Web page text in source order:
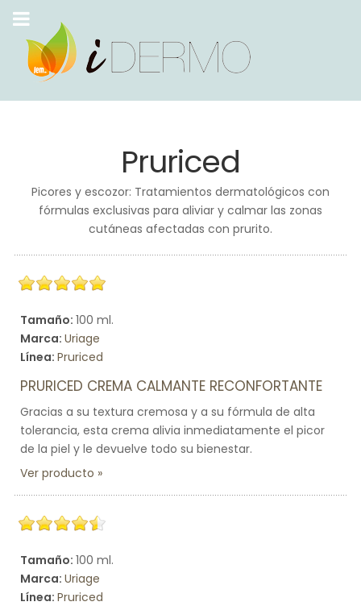
Pruriced
Picores y escozor: Tratamientos dermatológicos con
fórmulas exclusivas para aliviar y calmar las zonas
cutáneas afectadas con prurito.
Tamaño: 100 ml.
Marca: Uriage
Línea: Pruriced
PRURICED CREMA CALMANTE RECONFORTANTE
Gracias a su textura cremosa y a su fórmula de alta
tolerancia, esta crema alivia inmediatamente el picor
de la piel y le devuelve todo su bienestar.
Ver producto
Tamaño: 100 ml.
Marca: Uriage
Línea: Pruriced